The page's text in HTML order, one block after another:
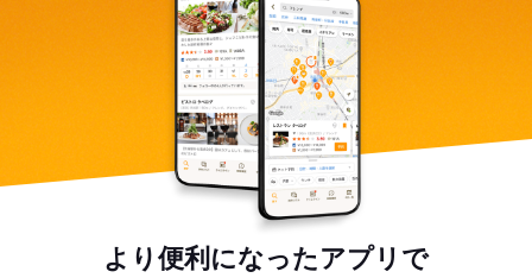
より便利になったアプリで